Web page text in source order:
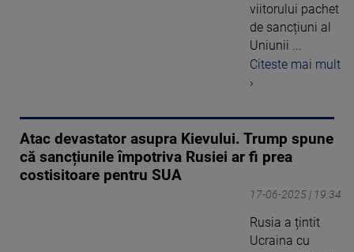
viitorului pachet
de sancțiuni al
Uniunii ...
Citeste mai mult
›
Atac devastator asupra Kievului. Trump spune
că sancțiunile împotriva Rusiei ar fi prea
costisitoare pentru SUA
17-06-2025 | 19:34
Rusia a țintit
Ucraina cu